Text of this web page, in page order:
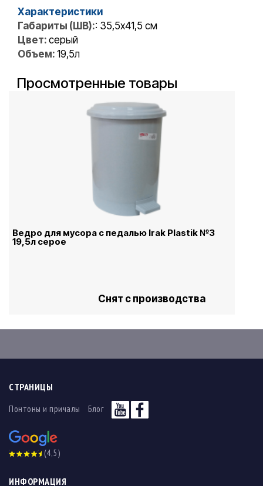
Характеристики
Габариты (ШВ):: 35,5х41,5 см
Цвет: серый
Объем: 19,5л
Просмотренные товары
Ведро для мусора с педалью Irak Plastik №3
19,5л серое
Снят с производства
СТРАНИЦЫ
Понтоны и причалы Блог
(4,5)
ИНФОРМАЦИЯ